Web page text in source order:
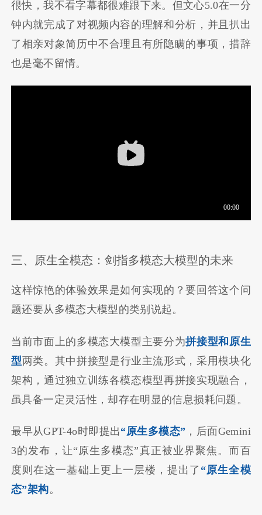
很快，我不看字幕都很难跟下来。但文心5.0在一分
钟内就完成了对视频内容的理解和分析，并且扒出
了相亲对象简历中不合理且有所隐瞒的事项，措辞
也是毫不留情。
三、原生全模态：剑指多模态大模型的未来
这样惊艳的体验效果是如何实现的？要回答这个问
题还要从多模态大模型的类别说起。
当前市面上的多模态大模型主要分为拼接型和原生
型两类。其中拼接型是行业主流形式，采用模块化
架构，通过独立训练各模态模型再拼接实现融合，
虽具备一定灵活性，却存在明显的信息损耗问题。
最早从GPT-4o时即提出“原生多模态” ，后面Gemini
3的发布，让“原生多模态”真正被业界聚焦。而百
度则在这一基础上更上一层楼，提出了 “原生全模
态”架构。